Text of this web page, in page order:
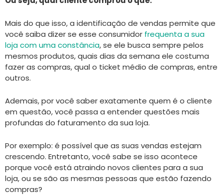
Mais do que isso, a identificação de vendas permite que
você saiba dizer se esse consumidor frequenta a sua
loja com uma constância, se ele busca sempre pelos
mesmos produtos, quais dias da semana ele costuma
fazer as compras, qual o ticket médio de compras, entre
outros.
Ademais, por você saber exatamente quem é o cliente
em questão, você passa a entender questões mais
profundas do faturamento da sua loja.
Por exemplo: é possível que as suas vendas estejam
crescendo. Entretanto, você sabe se isso acontece
porque você está atraindo novos clientes para a sua
loja, ou se são as mesmas pessoas que estão fazendo
compras?